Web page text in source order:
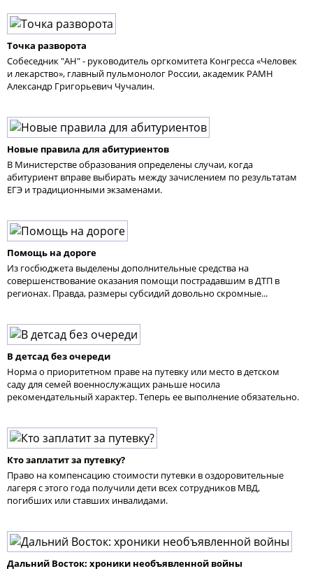
Точка разворота
Собеседник "АН" - руководитель оргкомитета Конгресса «Человек
и лекарство», главный пульмонолог России, академик РАМН
Александр Григорьевич Чучалин.
Новые правила для абитуриентов
В Министерстве образования определены случаи, когда
абитуриент вправе выбирать между зачислением по результатам
ЕГЭ и традиционными экзаменами.
Помощь на дороге
Из госбюджета выделены дополнительные средства на
совершенствование оказания помощи пострадавшим в ДТП в
регионах. Правда, размеры субсидий довольно скромные...
В детсад без очереди
Норма о приоритетном праве на путевку или место в детском
саду для семей военнослужащих раньше носила
рекомендательный характер. Теперь ее выполнение обязательно.
Кто заплатит за путевку?
Право на компенсацию стоимости путевки в оздоровительные
лагеря с этого года получили дети всех сотрудников МВД,
погибших или ставших инвалидами.
Дальний Восток: хроники необъявленной войны